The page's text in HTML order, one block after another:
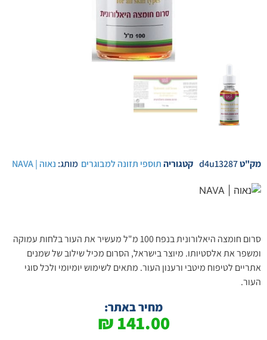
מק"טd4u13287 קטגוריהתוספי תזונה למבוגרים מותג: נאוה | NAVA
סרום חומצה היאלורונית בנפח 100 מ"ל מעשיר את העור בלחות עמוקה
ומשפר את אלסטיותו. מיוצר בישראל, הסרום מכיל שילוב של שמנים
אתריים לטיפוח מיטבי ורענון העור. מתאים לשימוש יומיומי ולכל סוגי
העור.
מחיר באתר:
141.00
₪